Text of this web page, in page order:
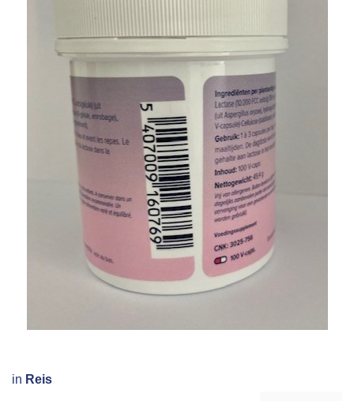
in Reis